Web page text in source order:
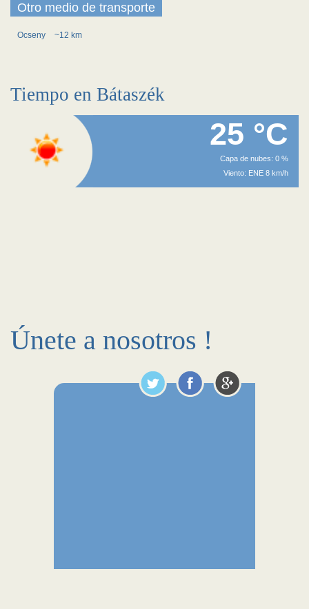
Otro medio de transporte
Ocseny ~12 km
Tiempo en Bátaszék
25 °C
Capa de nubes: 0 %
Viento: ENE 8 km/h
Únete a nosotros !